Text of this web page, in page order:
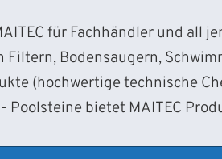
für Fachhändler und all
Bodensaugern,
(hochwertige technische
Poolsteine bietet MAITEC